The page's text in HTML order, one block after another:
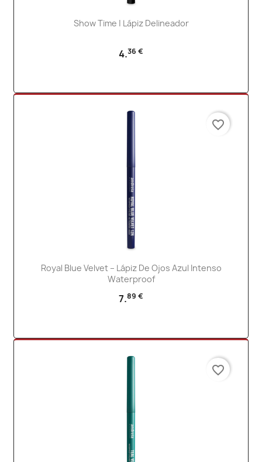
Show Time | Lápiz Delineador
4.36 €
Royal Blue Velvet – Lápiz De Ojos Azul Intenso
Waterproof
7.89 €
favorite_border
favorite_border